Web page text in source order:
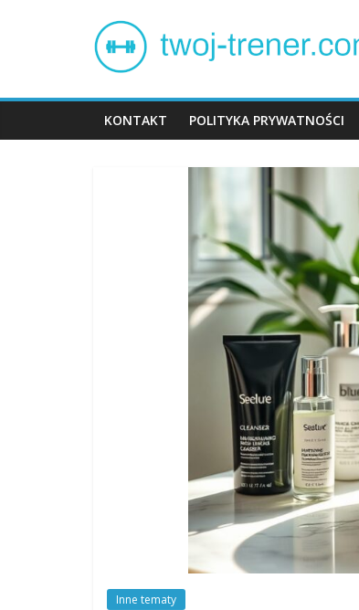
Twój
trener
KONTAKT POLITYKA PRYWATNOŚCI
Inne tematy